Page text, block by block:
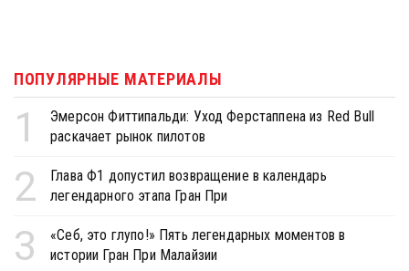
ПОПУЛЯРНЫЕ МАТЕРИАЛЫ
1
Эмерсон Фиттипальди: Уход Ферстаппена из Red Bull
раскачает рынок пилотов
2
Глава Ф1 допустил возвращение в календарь
легендарного этапа Гран При
3
«Себ, это глупо!» Пять легендарных моментов в
истории Гран При Малайзии